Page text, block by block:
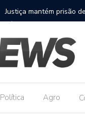
Construção do terminal
9,8 milhões
Política Agro